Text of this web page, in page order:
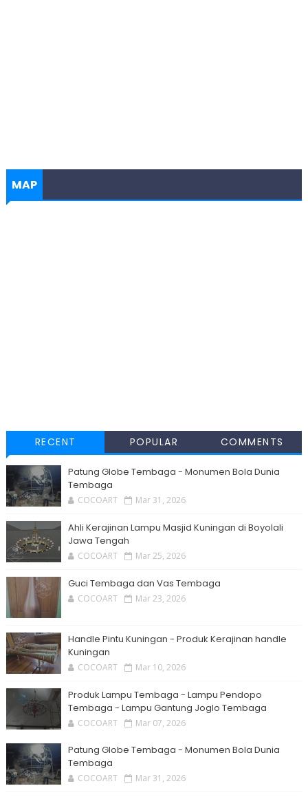
MAP
RECENT POPULAR COMMENTS
Patung Globe Tembaga - Monumen Bola Dunia
Tembaga
COCOART Mar 31, 2026
Ahli Kerajinan Lampu Masjid Kuningan di Boyolali
Jawa Tengah
COCOART Mar 25, 2026
Guci Tembaga dan Vas Tembaga
COCOART Mar 23, 2026
Handle Pintu Kuningan - Produk Kerajinan handle
Kuningan
COCOART Mar 10, 2026
Produk Lampu Tembaga - Lampu Pendopo
Tembaga - Lampu Gantung Joglo Tembaga
COCOART Mar 07, 2026
Patung Globe Tembaga - Monumen Bola Dunia
Tembaga
COCOART Mar 31, 2026